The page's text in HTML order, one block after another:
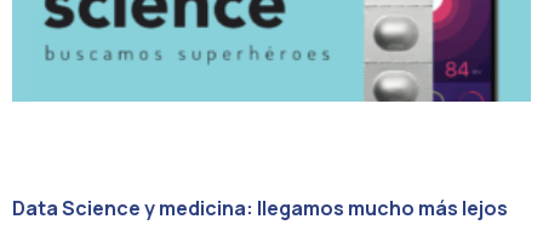
Data Science y medicina: llegamos mucho más lejos